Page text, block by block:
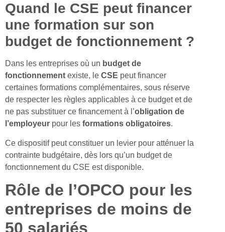
Quand le CSE peut financer
une formation sur son
budget de fonctionnement ?
Dans les entreprises où un budget de
fonctionnement existe, le CSE peut financer
certaines formations complémentaires, sous réserve
de respecter les règles applicables à ce budget et de
ne pas substituer ce financement à l’obligation de
l’employeur pour les formations obligatoires.
Ce dispositif peut constituer un levier pour atténuer la
contrainte budgétaire, dès lors qu’un budget de
fonctionnement du CSE est disponible.
Rôle de l’OPCO pour les
entreprises de moins de
50 salariés